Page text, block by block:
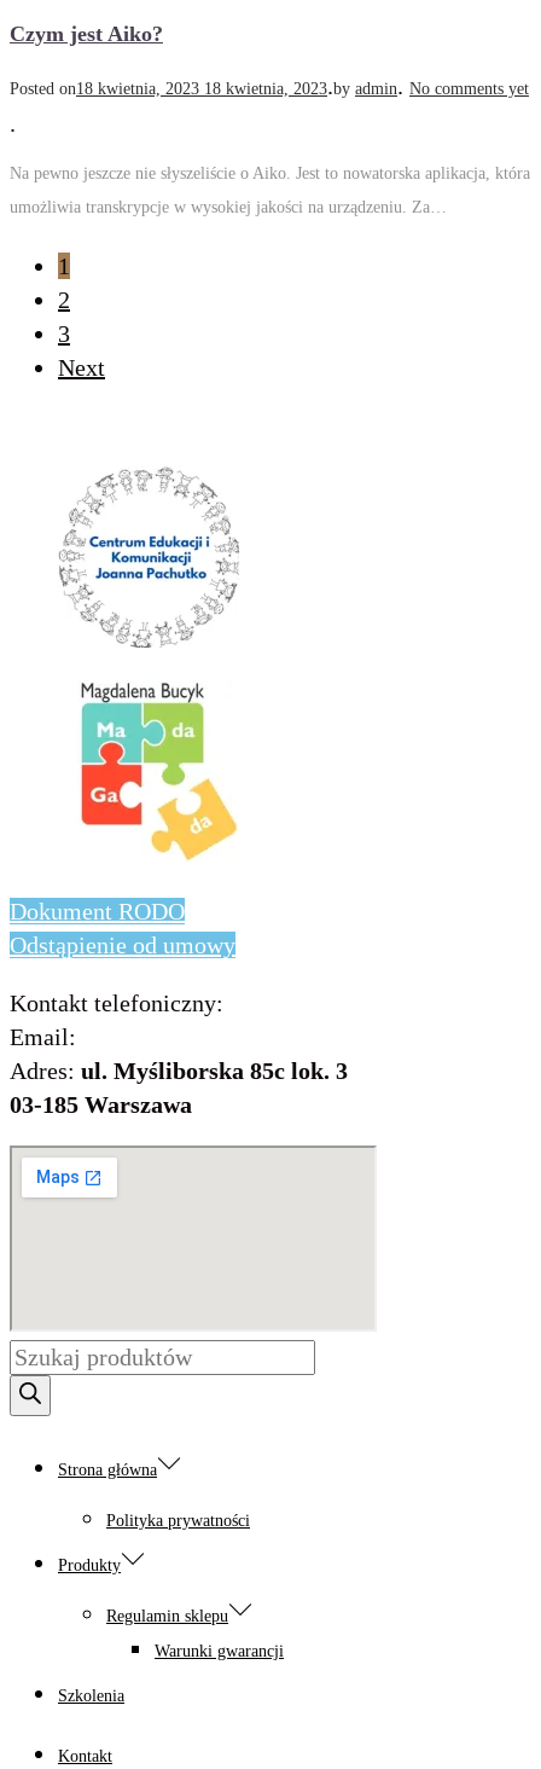
Czym jest Aiko?
Posted on18 kwietnia, 2023 18 kwietnia, 2023.by admin. No comments yet
.
Na pewno jeszcze nie słyszeliście o Aiko. Jest to nowatorska aplikacja, która
umożliwia transkrypcje w wysokiej jakości na urządzeniu. Za…
Stronicowanie
wpisów
1
2
3
Next
Dokument RODO
Odstąpienie od umowy
Kontakt telefoniczny:
Email:
Adres: ul. Myśliborska 85c lok. 3
03-185 Warszawa
Wyszukiwarka
produktów
Strona główna
Polityka prywatności
Produkty
Regulamin sklepu
Warunki gwarancji
Szkolenia
Kontakt